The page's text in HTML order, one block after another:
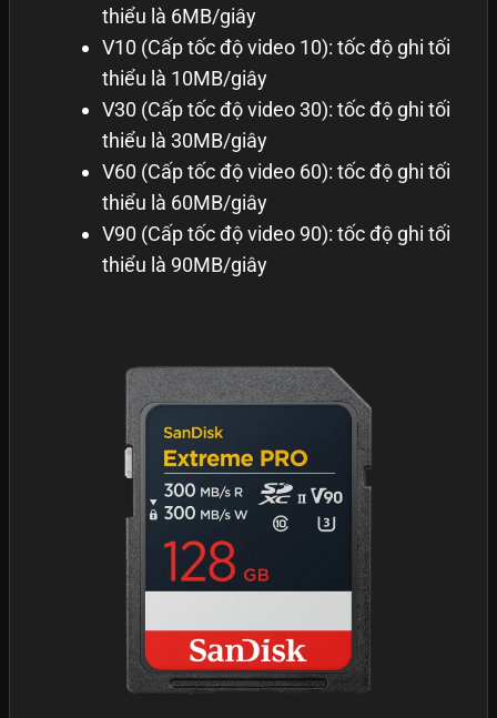
thiểu là 6MB/giây
V10 (Cấp tốc độ video 10): tốc độ ghi tối
thiểu là 10MB/giây
V30 (Cấp tốc độ video 30): tốc độ ghi tối
thiểu là 30MB/giây
V60 (Cấp tốc độ video 60): tốc độ ghi tối
thiểu là 60MB/giây
V90 (Cấp tốc độ video 90): tốc độ ghi tối
thiểu là 90MB/giây